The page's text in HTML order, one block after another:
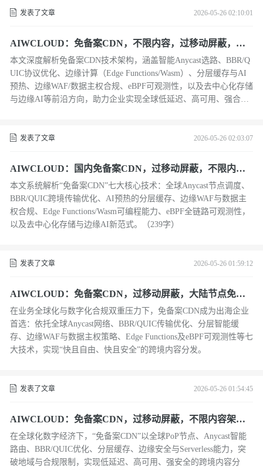
发表了文章 2026-05-26 02:10:01
AIWCLOUD：免备案CDN，不限内容，过移动屏蔽，在
技术解析与架构实践
本文深度解析免备案CDN技术架构，涵盖智能Anycast选路、BBR/Q
UIC协议优化、边缘计算（Edge Functions/Wasm）、分层缓存与AI
预热、边缘WAF/数据主权合规、eBPF可观测性，以及去中心化存储
与边缘AI等前沿方向，助力企业实现全球低延迟、高可用、强合规
发表了文章 2026-05-26 02:03:07
AIWCLOUD：国内免备案CDN，过移动屏蔽，不限内容
技术实现与优化策略
本文系统解析“免备案CDN”七大核心技术：全球Anycast节点调度、
BBR/QUIC跨境传输优化、AI预热的分层缓存、边缘WAF与数据主
权合规、Edge Functions/Wasm可编程能力、eBPF全链路可观测性，
以及去中心化存储与边缘AI新范式。（239字）
发表了文章 2026-05-26 01:59:12
AIWCLOUD：免备案CDN，过移动屏蔽，大陆节点免备
基于可编程边缘网络
在业务全球化与数字化合规双重压力下，免备案CDN成为出海企业
首选：依托全球Anycast网络、BBR/QUIC传输优化、分层智能缓
存、边缘WAF与数据主权策略、Edge Functions及eBPF可观测性等七
大技术，实现“快且自由、快且安全”的跨境内容分发。
发表了文章 2026-05-26 01:54:45
AIWCLOUD：免备案CDN，过移动屏蔽，不限内容架构
下的全球加速与边缘计算技术全景
在全球化数字经济下，“免备案CDN”以全球PoP节点、Anycast智能
路由、BBR/QUIC优化、分层缓存、边缘安全与Serverless能力，突
破地域与合规限制，实现低延迟、高可用、强安全的跨境内容分